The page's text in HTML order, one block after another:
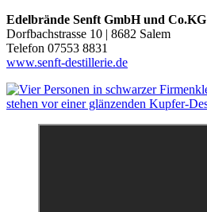
Edelbrände Senft GmbH und Co.KG
Dorfbachstrasse 10 | 8682 Salem
Telefon 07553 8831
www.senft-destillerie.de